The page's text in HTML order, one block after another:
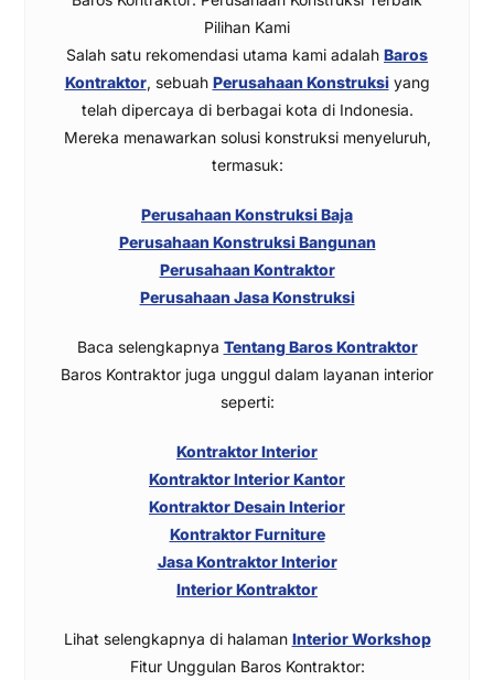
Pilihan Kami
Salah satu rekomendasi utama kami adalah Baros
Kontraktor, sebuah Perusahaan Konstruksiyang
telah dipercaya di berbagai kota di Indonesia.
Mereka menawarkan solusi konstruksi menyeluruh,
termasuk:
Perusahaan Konstruksi Baja
Perusahaan Konstruksi Bangunan
Perusahaan Kontraktor
Perusahaan Jasa Konstruksi
Baca selengkapnya Tentang Baros Kontraktor
Baros Kontraktor juga unggul dalam layanan interior
seperti:
Kontraktor Interior
Kontraktor Interior Kantor
Kontraktor Desain Interior
Kontraktor Furniture
Jasa Kontraktor Interior
Interior Kontraktor
Lihat selengkapnya di halaman Interior Workshop
Fitur Unggulan Baros Kontraktor: